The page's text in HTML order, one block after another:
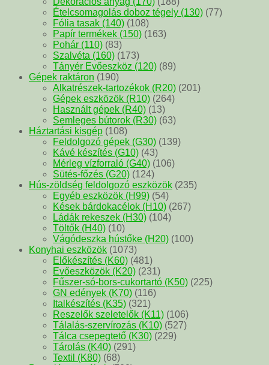
Ételcsomagolás doboz tégely (130) (77)
Fólia tasak (140) (108)
Papír termékek (150) (163)
Pohár (110) (83)
Szalvéta (160) (173)
Tányér Evőeszköz (120) (89)
Gépek raktáron (190)
Alkatrészek-tartozékok (R20) (201)
Gépek eszközök (R10) (264)
Használt gépek (R40) (13)
Semleges bútorok (R30) (63)
Háztartási kisgép (108)
Feldolgozó gépek (G30) (139)
Kávé készítés (G10) (43)
Mérleg vízforraló (G40) (106)
Sütés-főzés (G20) (124)
Hús-zöldség feldolgozó eszközök (235)
Egyéb eszközök (H99) (54)
Kések bárdokacélok (H10) (267)
Ládák rekeszek (H30) (104)
Töltők (H40) (10)
Vágódeszka hústőke (H20) (100)
Konyhai eszközök (1073)
Előkészítés (K60) (481)
Evőeszközök (K20) (231)
Fűszer-só-bors-cukortartó (K50) (225)
GN edények (K70) (116)
Italkészítés (K35) (321)
Reszelők szeletelők (K11) (106)
Tálalás-szervírozás (K10) (527)
Tálca csepegtető (K30) (229)
Tárolás (K40) (291)
Textil (K80) (68)